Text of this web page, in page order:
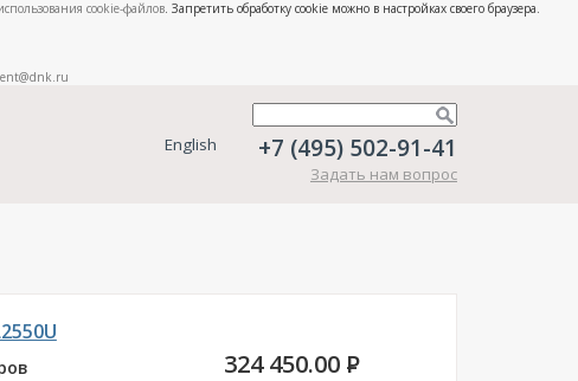
cookie-файлов. Запретить обработку cookie можно в настройках своего браузера.
English +7 (495) 502-91-41
Задать нам вопрос
324 450.00 P